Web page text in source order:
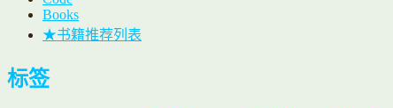
Books
★书籍推荐列表
标签